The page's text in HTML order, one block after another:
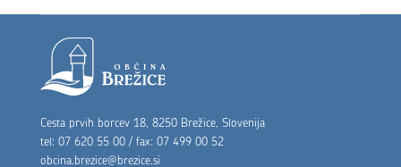
Noga strani
Cesta prvih borcev 18, 8250 Brežice, Slovenija
tel: 07 620 55 00 / fax: 07 499 00 52
obcina.brezice@brezice.si